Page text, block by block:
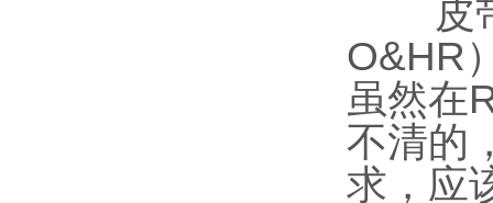
皮带
O&HR
虽然在
不清的
求，应